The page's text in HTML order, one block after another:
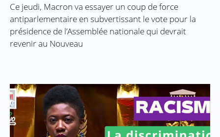
Ce jeudi, Macron va essayer un coup de force
antiparlementaire en subvertissant le vote pour la
présidence de l’Assemblée nationale qui devrait
revenir au Nouveau